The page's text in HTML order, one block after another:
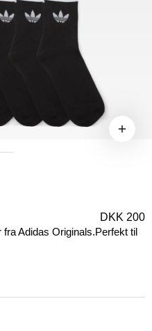
DKK 200
Adidas Originals.Perfekt til